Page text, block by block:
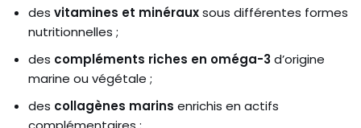
des vitamines et minérauxsous différentes formes
nutritionnelles ;
des compléments riches en oméga-3 d’origine
marine ou végétale ;
des collagènes marins enrichis en actifs